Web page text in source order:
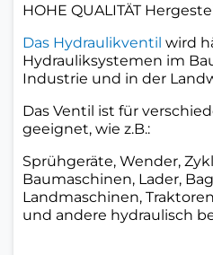
HOHE QUALITÄT
Das Hydraulikventil wird
Hydrauliksystemen im
Industrie und in der
Das Ventil ist für
geeignet, wie z.B.:
Sprühgeräte, Wender,
Baumaschinen, Lader,
Landmaschinen,
und andere hydraulisch